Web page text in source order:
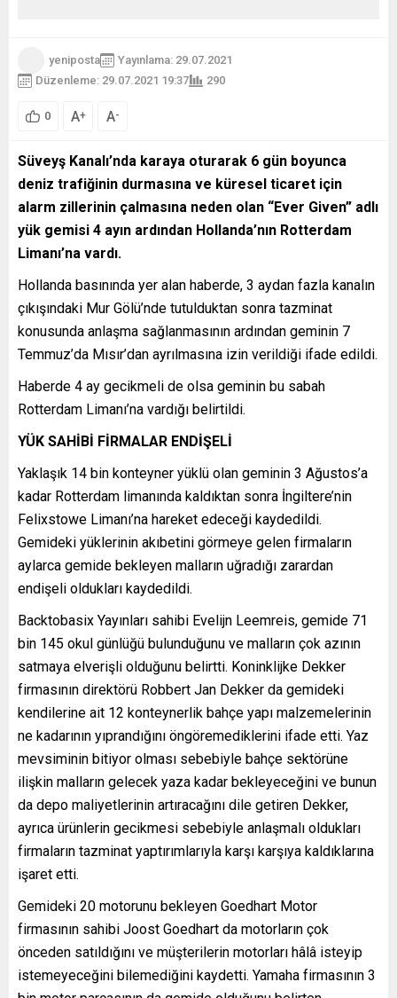
yeniposta
Yayınlama: 29.07.2021
Düzenleme: 29.07.2021 19:37
290
0 A+ A-
Süveyş Kanalı’nda karaya oturarak 6 gün boyunca
deniz trafiğinin durmasına ve küresel ticaret için
alarm zillerinin çalmasına neden olan “Ever Given” adlı
yük gemisi 4 ayın ardından Hollanda’nın Rotterdam
Limanı’na vardı.
Hollanda basınında yer alan haberde, 3 aydan fazla kanalın
çıkışındaki Mur Gölü’nde tutulduktan sonra tazminat
konusunda anlaşma sağlanmasının ardından geminin 7
Temmuz’da Mısır’dan ayrılmasına izin verildiği ifade edildi.
Haberde 4 ay gecikmeli de olsa geminin bu sabah
Rotterdam Limanı’na vardığı belirtildi.
YÜK SAHİBİ FİRMALAR ENDİŞELİ
Yaklaşık 14 bin konteyner yüklü olan geminin 3 Ağustos’a
kadar Rotterdam limanında kaldıktan sonra İngiltere’nin
Felixstowe Limanı’na hareket edeceği kaydedildi.
Gemideki yüklerinin akıbetini görmeye gelen firmaların
aylarca gemide bekleyen malların uğradığı zarardan
endişeli oldukları kaydedildi.
Backtobasix Yayınları sahibi Evelijn Leemreis, gemide 71
bin 145 okul günlüğü bulunduğunu ve malların çok azının
satmaya elverişli olduğunu belirtti. Koninklijke Dekker
firmasının direktörü Robbert Jan Dekker da gemideki
kendilerine ait 12 konteynerlik bahçe yapı malzemelerinin
ne kadarının yıprandığını öngöremediklerini ifade etti. Yaz
mevsiminin bitiyor olması sebebiyle bahçe sektörüne
ilişkin malların gelecek yaza kadar bekleyeceğini ve bunun
da depo maliyetlerinin artıracağını dile getiren Dekker,
ayrıca ürünlerin gecikmesi sebebiyle anlaşmalı oldukları
firmaların tazminat yaptırımlarıyla karşı karşıya kaldıklarına
işaret etti.
Gemideki 20 motorunu bekleyen Goedhart Motor
firmasının sahibi Joost Goedhart da motorların çok
önceden satıldığını ve müşterilerin motorları hâlâ isteyip
istemeyeceğini bilemediğini kaydetti. Yamaha firmasının 3